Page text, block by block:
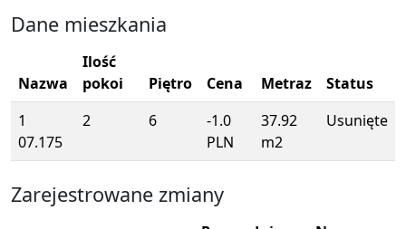
Dane mieszkania
Nazwa
Ilość
pokoi
Piętro Cena Metraz
Status
1
07.175
2 6
-1.0
PLN
37.92
m2
Usunięte
Zarejestrowane zmiany